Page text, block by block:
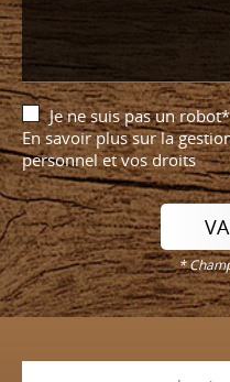
Je ne suis pas un robot*
En savoir plus sur la
personnel et vos droits
*